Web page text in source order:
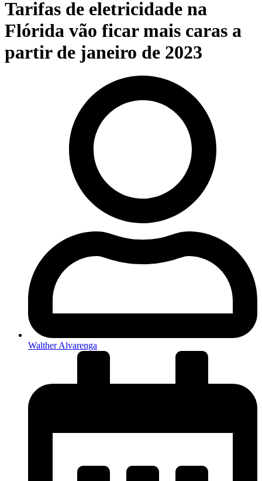
Tarifas de eletricidade na
Flórida vão ficar mais caras a
partir de janeiro de 2023
Walther Alvarenga